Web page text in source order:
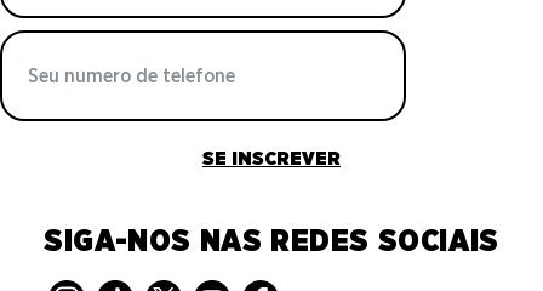
SE INSCREVER
SIGA-NOS NAS REDES SOCIAIS